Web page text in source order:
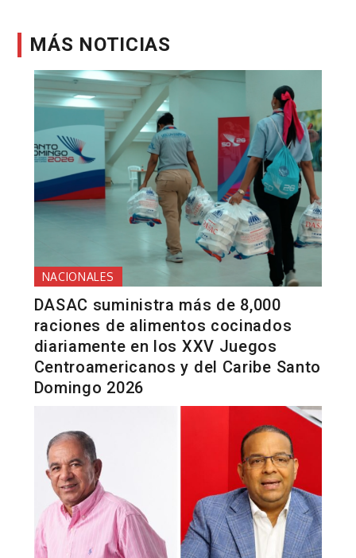
MÁS NOTICIAS
NACIONALES
DASAC suministra más de 8,000
raciones de alimentos cocinados
diariamente en los XXV Juegos
Centroamericanos y del Caribe Santo
Domingo 2026